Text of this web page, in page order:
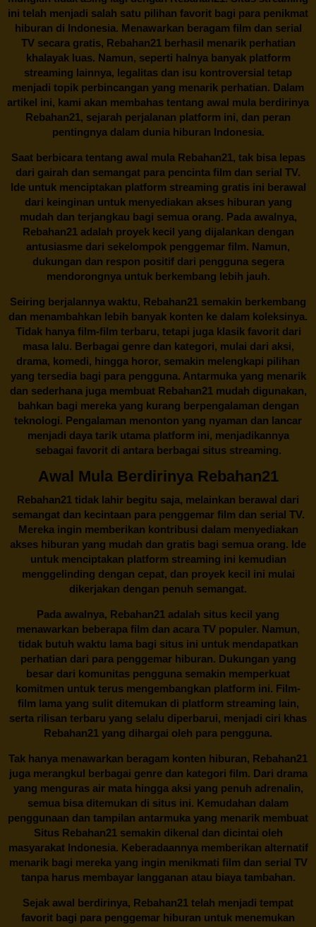
ini telah menjadi salah satu pilihan favorit bagi para penikmat
hiburan di Indonesia. Menawarkan beragam film dan serial
TV secara gratis, Rebahan21berhasil menarik perhatian
khalayak luas. Namun, seperti halnya banyak platform
streaming lainnya, legalitas dan isu kontroversial tetap
menjadi topik perbincangan yang menarik perhatian. Dalam
artikel ini, kami akan membahas tentang awal mula berdirinya
Rebahan21, sejarah perjalanan platform ini, dan peran
pentingnya dalam dunia hiburan Indonesia.
Saat berbicara tentang awal mula Rebahan21, tak bisa lepas
dari gairah dan semangat para pencinta film dan serial TV.
Ide untuk menciptakan platform streaming gratis ini berawal
dari keinginan untuk menyediakan akses hiburan yang
mudah dan terjangkau bagi semua orang. Pada awalnya,
Rebahan21 adalah proyek kecil yang dijalankan dengan
antusiasme dari sekelompok penggemar film. Namun,
dukungan dan respon positif dari pengguna segera
mendorongnya untuk berkembang lebih jauh.
Seiring berjalannya waktu, Rebahan21 semakin berkembang
dan menambahkan lebih banyak konten ke dalam koleksinya.
Tidak hanya film-film terbaru, tetapi juga klasik favorit dari
masa lalu. Berbagai genre dan kategori, mulai dari aksi,
drama, komedi, hingga horor, semakin melengkapi pilihan
yang tersedia bagi para pengguna. Antarmuka yang menarik
dan sederhana juga membuatRebahan21mudah digunakan,
bahkan bagi mereka yang kurang berpengalaman dengan
teknologi. Pengalaman menonton yang nyaman dan lancar
menjadi daya tarik utama platform ini, menjadikannya
sebagai favorit di antara berbagai situs streaming.
Awal Mula Berdirinya Rebahan21
Rebahan21 tidak lahir begitu saja, melainkan berawal dari
semangat dan kecintaan para penggemar film dan serial TV.
Mereka ingin memberikan kontribusi dalam menyediakan
akses hiburan yang mudah dan gratis bagi semua orang. Ide
untuk menciptakan platform streaming ini kemudian
menggelinding dengan cepat, dan proyek kecil ini mulai
dikerjakan dengan penuh semangat.
Pada awalnya, Rebahan21 adalah situs kecil yang
menawarkan beberapa film dan acara TV populer. Namun,
tidak butuh waktu lama bagi situs ini untuk mendapatkan
perhatian dari para penggemar hiburan. Dukungan yang
besar dari komunitas pengguna semakin memperkuat
komitmen untuk terus mengembangkan platform ini. Film-
film lama yang sulit ditemukan di platform streaming lain,
serta rilisan terbaru yang selalu diperbarui, menjadi ciri khas
Rebahan21 yang dihargai oleh para pengguna.
Tak hanya menawarkan beragam konten hiburan, Rebahan21
juga merangkul berbagai genre dan kategori film. Dari drama
yang menguras air mata hingga aksi yang penuh adrenalin,
semua bisa ditemukan di situs ini. Kemudahan dalam
penggunaan dan tampilan antarmuka yang menarik membuat
Situs Rebahan21semakin dikenal dan dicintai oleh
masyarakat Indonesia. Keberadaannya memberikan alternatif
menarik bagi mereka yang ingin menikmati film dan serial TV
tanpa harus membayar langganan atau biaya tambahan.
Sejak awal berdirinya, Rebahan21 telah menjadi tempat
favorit bagi para penggemar hiburan untuk menemukan